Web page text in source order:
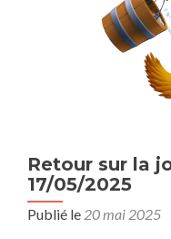
Retour sur la
17/05/2025
Publié le 20 mai 2025